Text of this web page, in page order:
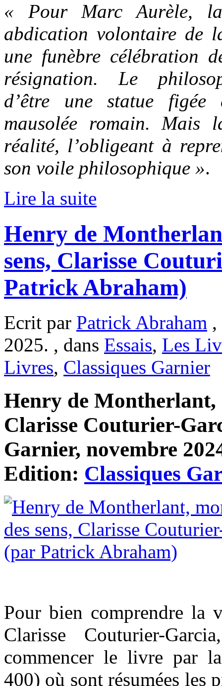
« Pour Marc Aurèle,
abdication volontaire de
une funèbre célébration
résignation. Le
d’être une statue figée
mausolée romain.
réalité, l’obligeant à
son voile philosophique ».
Lire la suite
Henry de
sens, Clarisse
Patrick Abraham)
Ecrit par Patrick Abraham ,
2025. , dans Essais, Les
Livres, Classiques Garnier
Henry de Montherlant,
Clarisse Couturier-
Garnier, novembre
Edition: Classiques
Pour bien comprendre la
Clarisse Couturier-
commencer le livre par
400) où sont résumées les